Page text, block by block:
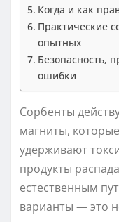
Когда и как
Практические
опытных
Безопасность,
ошибки
Сорбенты
магниты,
удерживают
продукты
естественным
варианты — это